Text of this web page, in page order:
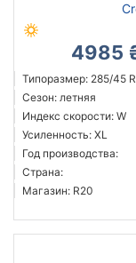
4985
Типоразмер: 285/45
Сезон: летняя
Индекс скорости: W
Усиленность: XL
Год производства:
Страна:
Магазин: R20